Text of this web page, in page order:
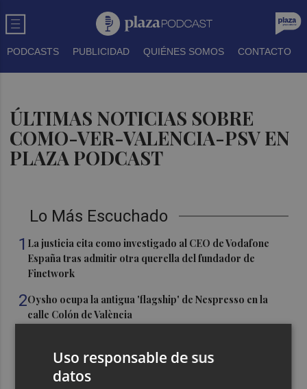
PODCASTS PUBLICIDAD QUIÉNES SOMOS CONTACTO
ÚLTIMAS NOTICIAS SOBRE
COMO-VER-VALENCIA-PSV EN
PLAZA PODCAST
Lo Más Escuchado
1 La justicia cita como investigado al CEO de Vodafone
España tras admitir otra querella del fundador de
Finetwork
2Oysho ocupa la antigua 'flagship' de Nespresso en la
calle Colón de València
la atención al nacimiento
El proyecto 'Gramola' evalúa estrategias sostenibles
Uso responsable de sus
datos